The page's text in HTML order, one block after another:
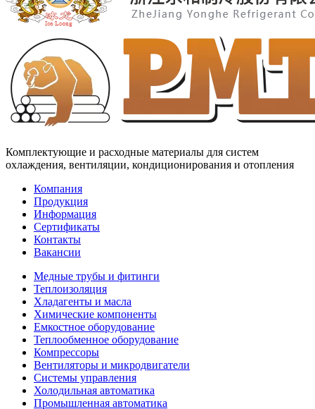
Комплектующие и расходные материалы для систем
охлаждения, вентиляции, кондиционирования и отопления
Компания
Продукция
Информация
Сертификаты
Контакты
Вакансии
Медные трубы и фитинги
Теплоизоляция
Хладагенты и масла
Химические компоненты
Емкостное оборудование
Теплообменное оборудование
Компрессоры
Вентиляторы и микродвигатели
Системы управления
Холодильная автоматика
Промышленная автоматика